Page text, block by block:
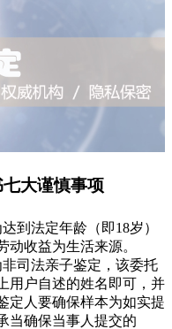
大谨慎事项
到法定年龄（即18岁）
动收益为生活来源。
司法亲子鉴定，该委托
用户自述的姓名即可，并
定人要确保样本为如实提
当确保当事人提交的